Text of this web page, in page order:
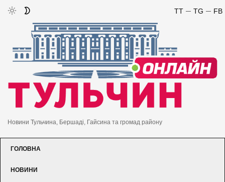
FB
TG
TT
Новини Тульчина, Бершаді, Гайсина та громад району
ГОЛОВНА
НОВИНИ